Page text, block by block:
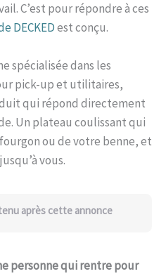
C’est pour répondre à ces
DECKEDest conçu.
spécialisée dans les
pick-up et utilitaires,
qui répond directement
Un plateau coulissant qui
ou de votre benne, et
vous.
après cette annonce
personne qui rentre pour